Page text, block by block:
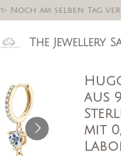
The Jewellery
✨ Noch am selben Tag
aus
mit